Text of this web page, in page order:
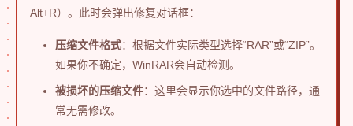
Alt+R）。此时会弹出修复对话框：
压缩文件格式：根据文件实际类型选择“RAR”或“ZIP”。
如果你不确定，WinRAR会自动检测。
被损坏的压缩文件：这里会显示你选中的文件路径，通
常无需修改。